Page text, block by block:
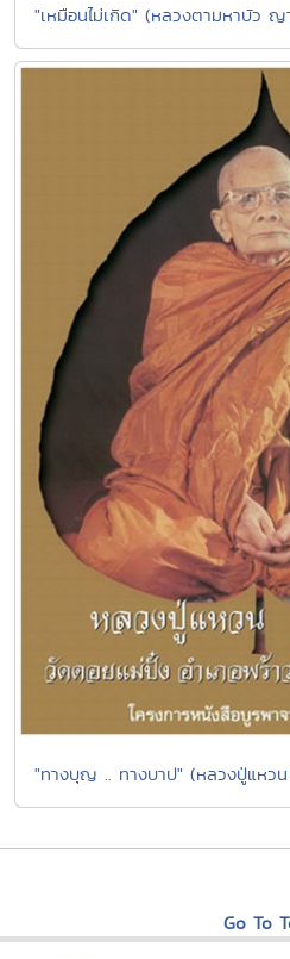
"เหมือนไม่เกิด" (หลวงตามหาบัว
"ทางบุญ .. ทางบาป" (หลวงปู่แหว
Go To